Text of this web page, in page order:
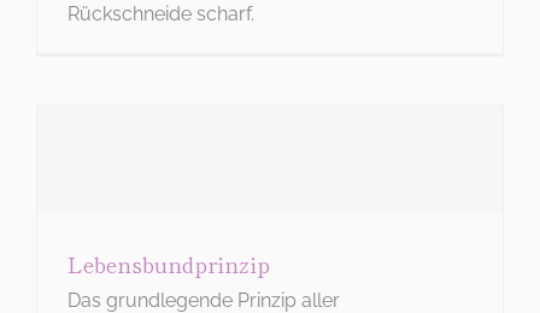
Rückschneide scharf.
Lebensbundprinzip
Das grundlegende Prinzip aller